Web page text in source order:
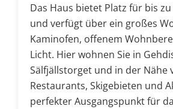
Das Haus bietet Platz für bis
und verfügt über ein großes
Kaminofen, offenem
Licht. Hier wohnen Sie in
Sälfjällstorget und in der Nähe
Restaurants, Skigebieten und
perfekter Ausgangspunkt für